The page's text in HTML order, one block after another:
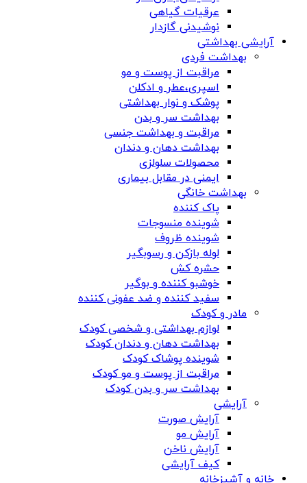
عرقیات گیاهی
نوشیدنی گازدار
آرایشی بهداشتی
بهداشت فردی
مراقبت از پوست و مو
اسپری،عطر و ادکلن
پوشک و نوار بهداشتی
بهداشت سر و بدن
مراقبت و بهداشت جنسی
بهداشت دهان و دندان
محصولات سلولزی
ایمنی در مقابل بیماری
بهداشت خانگی
پاک کننده
شوینده منسوجات
شوینده ظروف
لوله بازکن و رسوبگیر
حشره کش
خوشبو کننده و بوگیر
سفید کننده و ضد عفونی کننده
مادر و کودک
لوازم بهداشتی و شخصی کودک
بهداشت دهان و دندان کودک
شوینده پوشاک کودک
مراقبت از پوست و مو کودک
بهداشت سر و بدن کودک
آرایشی
آرایش صورت
آرایش مو
آرایش ناخن
کیف آرایشی
خانه و آشپزخانه